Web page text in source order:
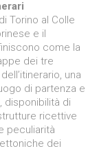
Torino al Colle
e il
come la
dei tre
una
di partenza e
disponibilità di
ricettive
peculiarità
dei